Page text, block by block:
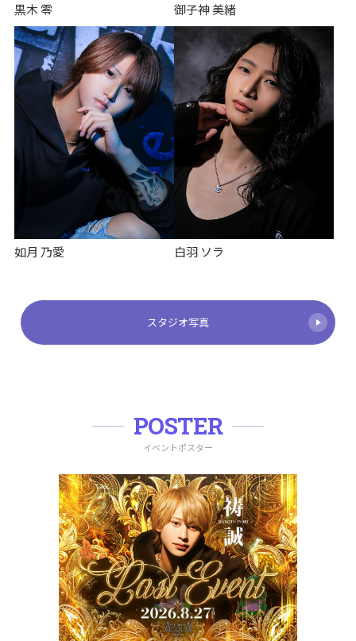
黒木 零 御子神 美緒
如月 乃愛 白羽 ソラ
スタジオ写真
POSTER
イベントポスター